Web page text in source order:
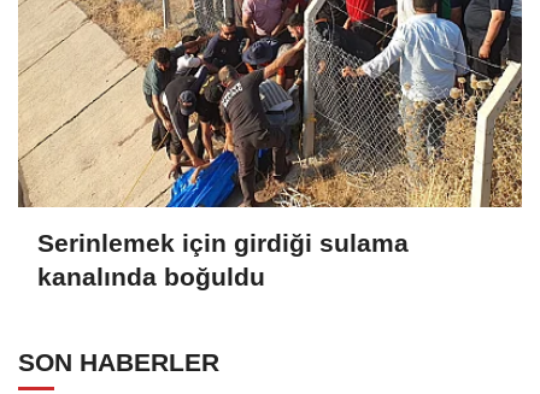
Serinlemek için girdiği sulama
kanalında boğuldu
SON HABERLER